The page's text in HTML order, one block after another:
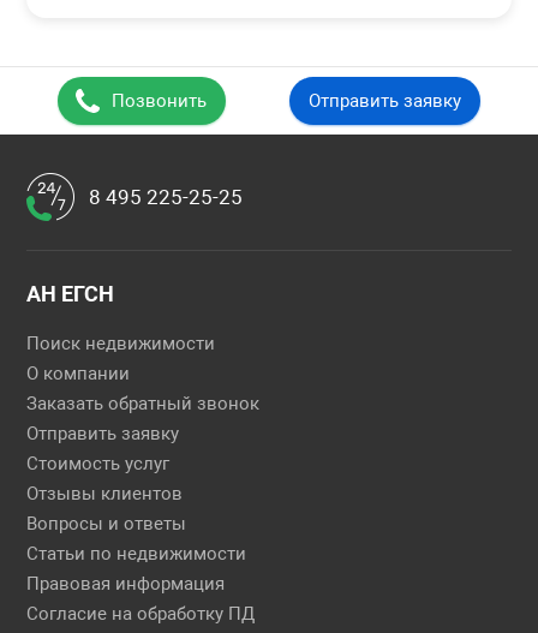
Позвонить Отправить заявку
8 495 225-25-25
АН ЕГСН
Поиск недвижимости
О компании
Заказать обратный звонок
Отправить заявку
Стоимость услуг
Отзывы клиентов
Вопросы и ответы
Статьи по недвижимости
Правовая информация
Согласие на обработку ПД